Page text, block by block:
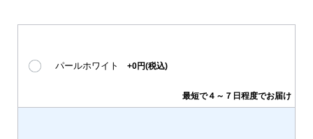
最短で４～７日程度でお届け
パールホワイト +0円(税込)